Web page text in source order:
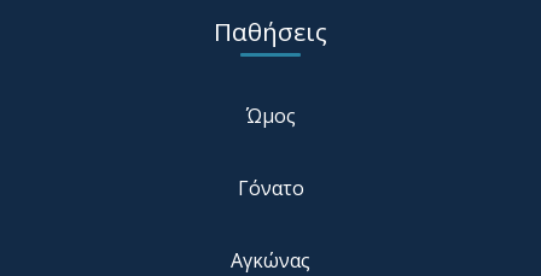
Παθήσεις
Ώμος
Γόνατο
Αγκώνας